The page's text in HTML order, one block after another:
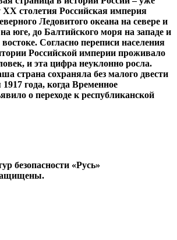
столетия Российская империя
Ледовитого океана на севере и
юге, до Балтийского моря на западе и
Согласно переписи населения
Российской империи проживало
и эта цифра неуклонно росла.
страна сохраняла без малого двести
1917 года, когда Временное
о переходе к республиканской
безопасности «Русь»